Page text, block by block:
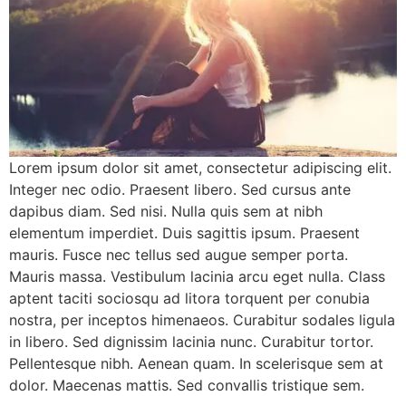
Lorem ipsum dolor sit amet, consectetur adipiscing elit.
Integer nec odio. Praesent libero. Sed cursus ante
dapibus diam. Sed nisi. Nulla quis sem at nibh
elementum imperdiet. Duis sagittis ipsum. Praesent
mauris. Fusce nec tellus sed augue semper porta.
Mauris massa. Vestibulum lacinia arcu eget nulla. Class
aptent taciti sociosqu ad litora torquent per conubia
nostra, per inceptos himenaeos. Curabitur sodales ligula
in libero. Sed dignissim lacinia nunc. Curabitur tortor.
Pellentesque nibh. Aenean quam. In scelerisque sem at
dolor. Maecenas mattis. Sed convallis tristique sem.